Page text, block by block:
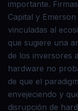
importante.
Capital y
vinculadas al
que sugiere una
de los inversores
hardware no
de que el
envejeciendo y
disrupción de